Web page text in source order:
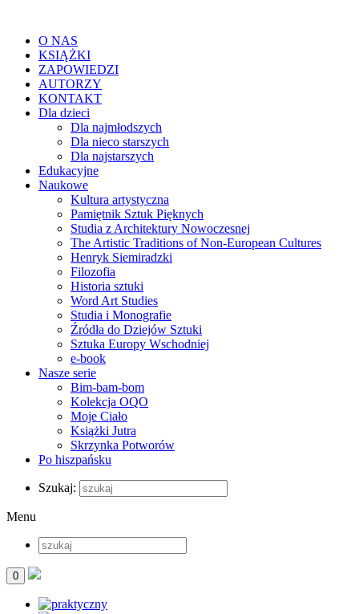
O NAS
KSIĄŻKI
ZAPOWIEDZI
AUTORZY
KONTAKT
Dla dzieci
Dla najmłodszych
Dla nieco starszych
Dla najstarszych
Edukacyjne
Naukowe
Kultura artystyczna
Pamiętnik Sztuk Pięknych
Studia z Architektury Nowoczesnej
The Artistic Traditions of Non-European Cultures
Henryk Siemiradzki
Filozofia
Historia sztuki
Word Art Studies
Studia i Monografie
Źródła do Dziejów Sztuki
Sztuka Europy Wschodniej
e-book
Nasze serie
Bim-bam-bom
Kolekcja OQO
Moje Ciało
Książki Jutra
Skrzynka Potworów
Po hiszpańsku
Szukaj:
Menu